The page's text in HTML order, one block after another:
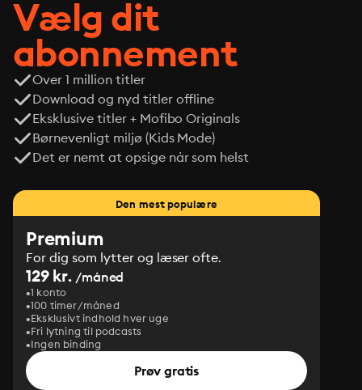
medicinalfirma.
Vælg dit
abonnement
Over 1 million titler
Download og nyd titler offline
Eksklusive titler + Mofibo Originals
Børnevenligt miljø (Kids Mode)
Det er nemt at opsige når som helst
Den mest populære
Premium
For dig som lytter og læser ofte.
129 kr. /måned
1 konto
100 timer/måned
Eksklusivt indhold hver uge
Fri lytning til podcasts
Ingen binding
Prøv gratis